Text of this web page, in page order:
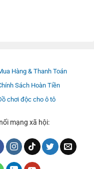
Hàng & Thanh Toán
Sách Hoàn Tiền
chơi độc cho ô tô
mạng xã hội: